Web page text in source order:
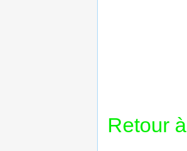
Retour à